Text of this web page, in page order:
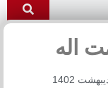
اله